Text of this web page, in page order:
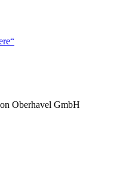
Oberhavel GmbH